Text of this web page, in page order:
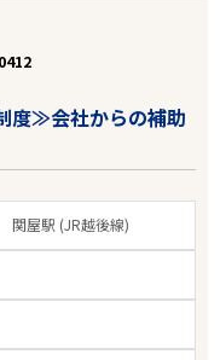
度≫会社からの補助
関屋駅 (JR越後線)